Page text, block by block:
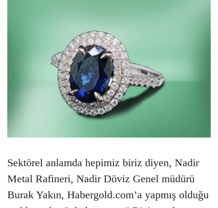
Sektörel anlamda hepimiz biriz diyen, Nadir
Metal Rafineri, Nadir Döviz Genel müdürü
Burak Yakın, Habergold.com’a yapmış olduğu